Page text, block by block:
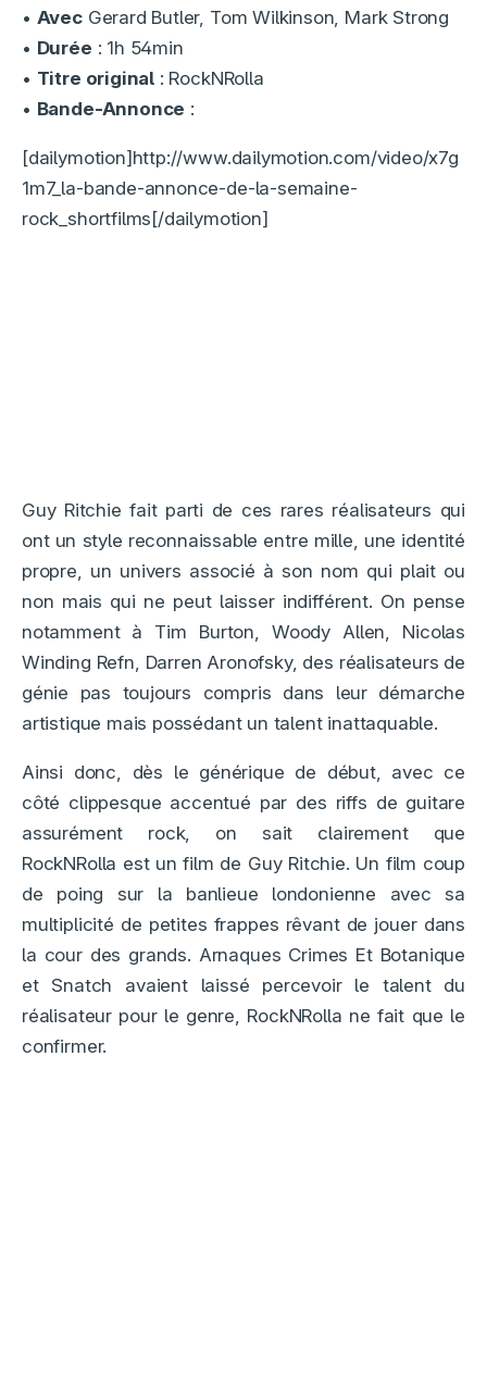
• AvecGerard Butler, Tom Wilkinson, Mark Strong
• Durée : 1h 54min
• Titre original : RockNRolla
• Bande-Annonce :
[dailymotion]http://www.dailymotion.com/video/x7g
1m7_la-bande-annonce-de-la-semaine-
rock_shortfilms[/dailymotion]
Guy Ritchie fait parti de ces rares réalisateurs qui
ont un style reconnaissable entre mille, une identité
propre, un univers associé à son nom qui plait ou
non mais qui ne peut laisser indifférent. On pense
notamment à Tim Burton, Woody Allen, Nicolas
Winding Refn, Darren Aronofsky, des réalisateurs de
génie pas toujours compris dans leur démarche
artistique mais possédant un talent inattaquable.
Ainsi donc, dès le générique de début, avec ce
côté clippesque accentué par des riffs de guitare
assurément rock, on sait clairement que
RockNRolla est un film de Guy Ritchie. Un film coup
de poing sur la banlieue londonienne avec sa
multiplicité de petites frappes rêvant de jouer dans
la cour des grands. Arnaques Crimes Et Botanique
et Snatch avaient laissé percevoir le talent du
réalisateur pour le genre, RockNRolla ne fait que le
confirmer.